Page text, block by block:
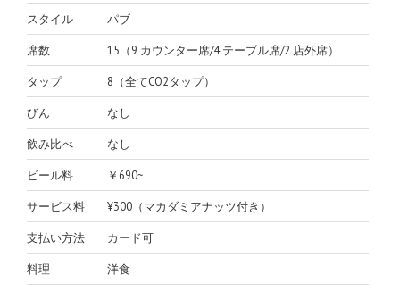
スタイル パブ
席数 15（9 カウンター席/4 テーブル席/2 店外席）
タップ 8（全てCO2タップ）
びん なし
飲み比べ なし
ビール料 ￥690~
サービス料 ¥300（マカダミアナッツ付き）
支払い方法 カード可
料理 洋食